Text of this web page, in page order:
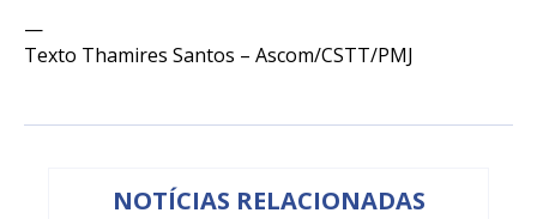
—
Texto Thamires Santos – Ascom/CSTT/PMJ
NOTÍCIAS RELACIONADAS